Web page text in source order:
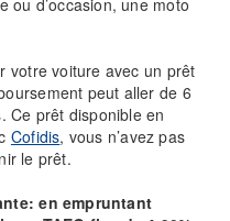
PERSO
RENOUVELABLE
RACHAT CREDIT
ou d’occasion, une moto
votre voiture avec un prêt
peut aller de 6
Ce prêt disponible en
Cofidis, vous n’avez pas
le prêt.
en empruntant